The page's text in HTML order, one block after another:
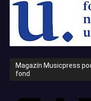
Magazín Musicpress
fond